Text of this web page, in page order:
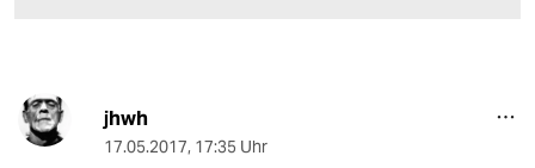
jhwh
17.05.2017, 17:35 Uhr